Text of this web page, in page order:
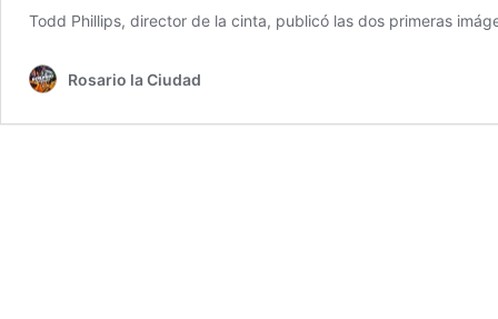
Todd Phillips, director de la cinta, publicó las dos primeras
Rosario la Ciudad